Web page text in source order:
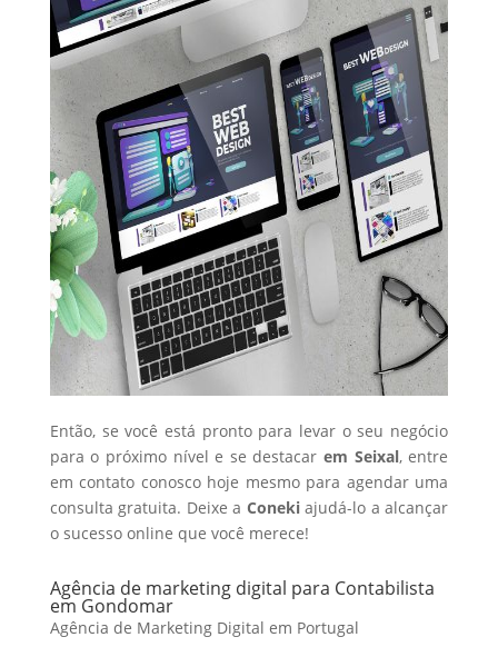
Então, se você está pronto para levar o seu negócio
para o próximo nível e se destacar em Seixal, entre
em contato conosco hoje mesmo para agendar uma
consulta gratuita. Deixe a Conekiajudá-lo a alcançar
o sucesso online que você merece!
Agência de marketing digital para Contabilista
em Gondomar
Agência de Marketing Digital em Portugal